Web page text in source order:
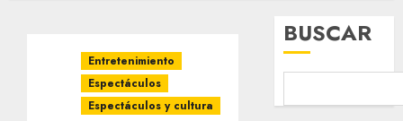
Entretenimiento
Espectáculos
Espectáculos y cultura
BUSCAR